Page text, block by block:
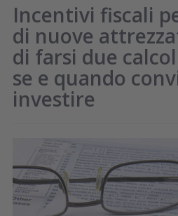
Incentivi fiscali
di nuove
di farsi due
se e quando
investire